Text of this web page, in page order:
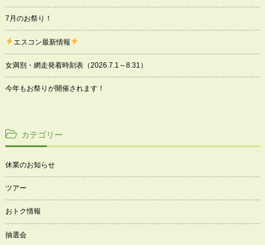
7月のお祭り！
エスコン最新情報
女満別・網走発着時刻表（2026.7.1～8.31）
今年もお祭りが開催されます！
カテゴリー
休業のお知らせ
ツアー
おトク情報
抽選会